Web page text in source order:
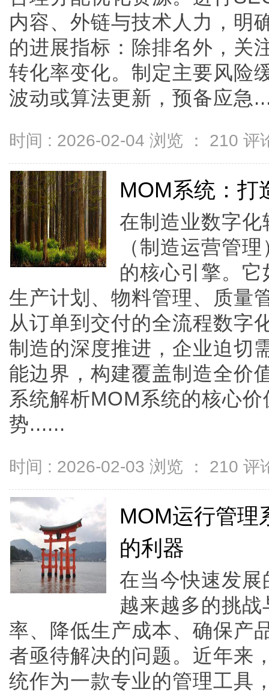
内容、外链与技术人力，明
的进展指标：除排名外，关
转化率变化。制定主要风险
波动或算法更新，预备应急
时间 : 2026-02-04 浏览 ： 210 评
MOM系统：打
在制造业数字
（制造运营管
的核心引擎。
生产计划、物料管理、质量
从订单到交付的全流程数字
制造的深度推进，企业迫切
能边界，构建覆盖制造全价
系统解析MOM系统的核心
势......
时间 : 2026-02-03 浏览 ： 210 评
MOM运行管理
的利器
在当今快速发
越来越多的挑
率、降低生产成本、确保产
者亟待解决的问题。近年来
统作为一款专业的管理工具